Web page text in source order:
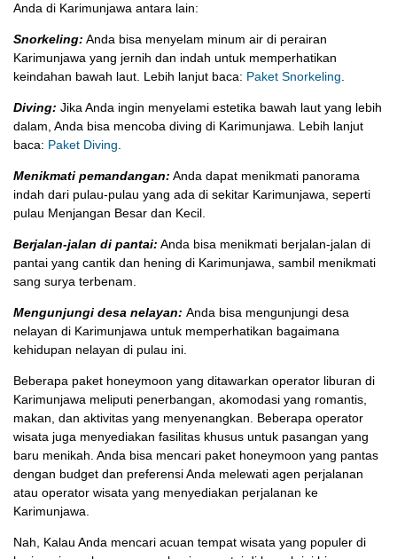
Anda di Karimunjawa antara lain:
Snorkeling: Anda bisa menyelam minum air di perairan
Karimunjawa yang jernih dan indah untuk memperhatikan
keindahan bawah laut. Lebih lanjut baca: Paket Snorkeling.
Diving: Jika Anda ingin menyelami estetika bawah laut yang lebih
dalam, Anda bisa mencoba diving di Karimunjawa. Lebih lanjut
baca: Paket Diving.
Menikmati pemandangan: Anda dapat menikmati panorama
indah dari pulau-pulau yang ada di sekitar Karimunjawa, seperti
pulau Menjangan Besar dan Kecil.
Berjalan-jalan di pantai: Anda bisa menikmati berjalan-jalan di
pantai yang cantik dan hening di Karimunjawa, sambil menikmati
sang surya terbenam.
Mengunjungi desa nelayan: Anda bisa mengunjungi desa
nelayan di Karimunjawa untuk memperhatikan bagaimana
kehidupan nelayan di pulau ini.
Beberapa paket honeymoon yang ditawarkan operator liburan di
Karimunjawa meliputi penerbangan, akomodasi yang romantis,
makan, dan aktivitas yang menyenangkan. Beberapa operator
wisata juga menyediakan fasilitas khusus untuk pasangan yang
baru menikah. Anda bisa mencari paket honeymoon yang pantas
dengan budget dan preferensi Anda melewati agen perjalanan
atau operator wisata yang menyediakan perjalanan ke
Karimunjawa.
Nah, Kalau Anda mencari acuan tempat wisata yang populer di